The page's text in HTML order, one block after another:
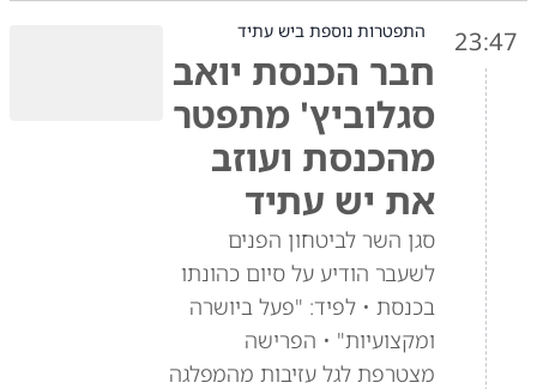
23:47 התפטרות נוספת ביש עתיד
חבר הכנסת יואב
סגלוביץ' מתפטר
מהכנסת ועוזב
את יש עתיד
סגן השר לביטחון הפנים
לשעבר הודיע על סיום כהונתו
בכנסת • לפיד: "פעל ביושרה
ומקצועיות" • הפרישה
מצטרפת לגל עזיבות מהמפלגה